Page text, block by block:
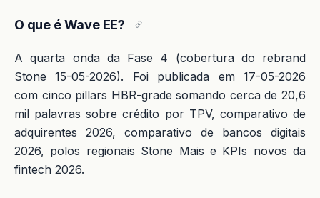
O que é Wave EE?
A quarta onda da Fase 4 (cobertura do rebrand
Stone 15-05-2026). Foi publicada em 17-05-2026
com cinco pillars HBR-grade somando cerca de 20,6
mil palavras sobre crédito por TPV, comparativo de
adquirentes 2026, comparativo de bancos digitais
2026, polos regionais Stone Mais e KPIs novos da
fintech 2026.